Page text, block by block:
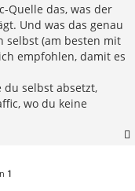
Quelle das, was der
Und was das genau
selbst (am besten mit
empfohlen, damit es
du selbst absetzt,
wo du keine
1